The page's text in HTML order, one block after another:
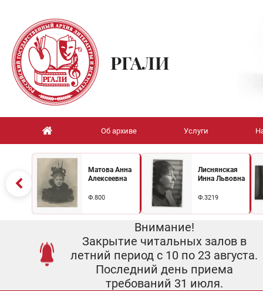
РГАЛИ
Об архиве Услуги
Матова Анна
Алексеевна
Ф.800
Лиснянская
Инна Львовна
Ф.3219
Внимание!
Закрытие читальных залов в
летний период с 10 по 23 августа.
Последний день приема
требований 31 июля.